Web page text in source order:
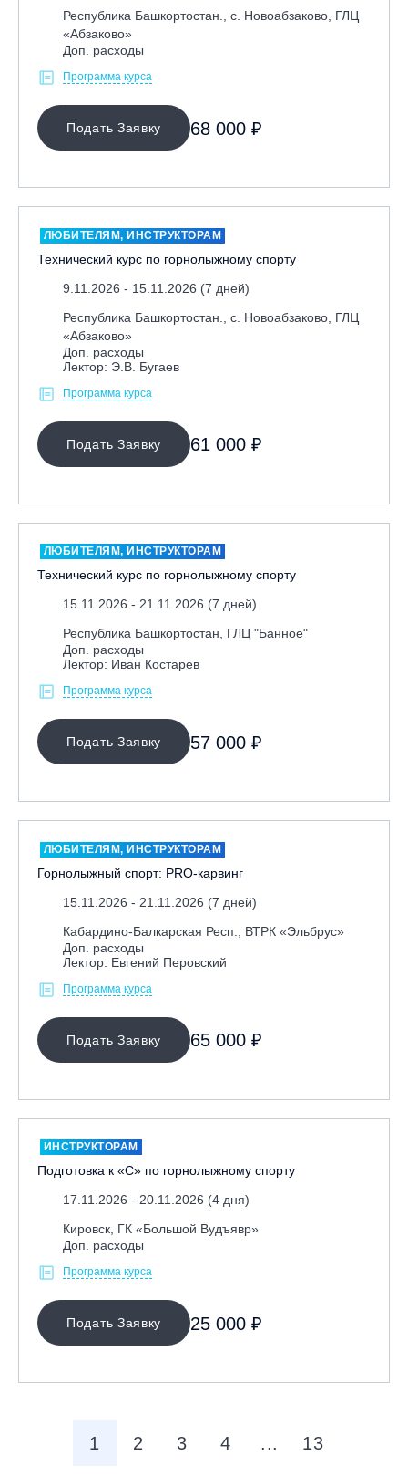
Республика Башкортостан., с. Новоабзаково, ГЛЦ
«Абзаково»
Доп. расходы
Программа курса
Подать Заявку 68 000 ₽
ЛЮБИТЕЛЯМ, ИНСТРУКТОРАМ
Технический курс по горнолыжному спорту
9.11.2026 - 15.11.2026 (7 дней)
Республика Башкортостан., с. Новоабзаково, ГЛЦ
«Абзаково»
Доп. расходы
Лектор: Э.В. Бугаев
Программа курса
Подать Заявку 61 000 ₽
ЛЮБИТЕЛЯМ, ИНСТРУКТОРАМ
Технический курс по горнолыжному спорту
15.11.2026 - 21.11.2026 (7 дней)
Республика Башкортостан, ГЛЦ "Банное"
Доп. расходы
Лектор: Иван Костарев
Программа курса
Подать Заявку 57 000 ₽
ЛЮБИТЕЛЯМ, ИНСТРУКТОРАМ
Горнолыжный спорт: PRO-карвинг
15.11.2026 - 21.11.2026 (7 дней)
Кабардино-Балкарская Респ., ВТРК «Эльбрус»
Доп. расходы
Лектор: Евгений Перовский
Программа курса
Подать Заявку 65 000 ₽
ИНСТРУКТОРАМ
Подготовка к «С» по горнолыжному спорту
17.11.2026 - 20.11.2026 (4 дня)
Кировск, ГК «Большой Вудъявр»
Доп. расходы
Программа курса
Подать Заявку 25 000 ₽
1 2 3 4 ... 13